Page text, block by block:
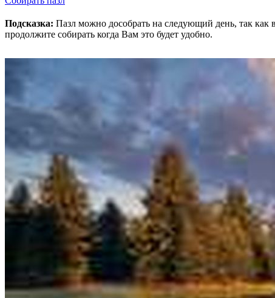
Подсказка: Пазл можно дособрать на следующий день, так как
продолжите собирать когда Вам это будет удобно.